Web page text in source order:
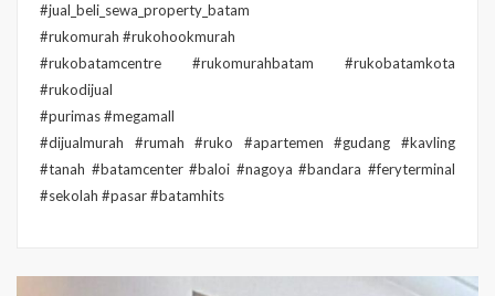
#jual_beli_sewa_property_batam
#rukomurah #rukohookmurah
#rukobatamcentre #rukomurahbatam #rukobatamkota
#rukodijual
#purimas #megamall
#dijualmurah #rumah #ruko #apartemen #gudang #kavling
#tanah #batamcenter #baloi #nagoya #bandara #feryterminal
#sekolah #pasar #batamhits